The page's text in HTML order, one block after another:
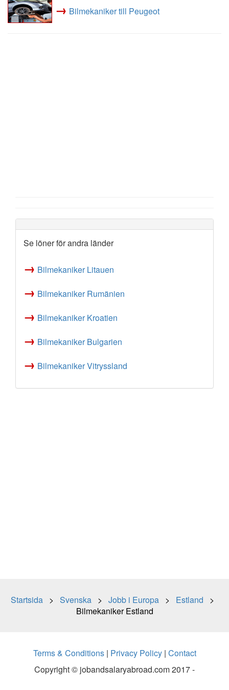
→ Bilmekaniker till Peugeot
Se löner för andra länder
→ Bilmekaniker Litauen
→ Bilmekaniker Rumänien
→ Bilmekaniker Kroatien
→ Bilmekaniker Bulgarien
→ Bilmekaniker Vitryssland
Startsida > Svenska > Jobb i Europa > Estland >
Bilmekaniker Estland
Terms & Conditions| Privacy Policy| Contact
Copyright © jobandsalaryabroad.com 2017 -